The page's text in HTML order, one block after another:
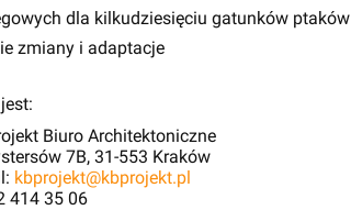
dla kilkudziesięciu gatunków ptaków
zmiany i adaptacje
Biuro Architektoniczne
7B, 31-553 Kraków
kbprojekt@kbprojekt.pl
414 35 06